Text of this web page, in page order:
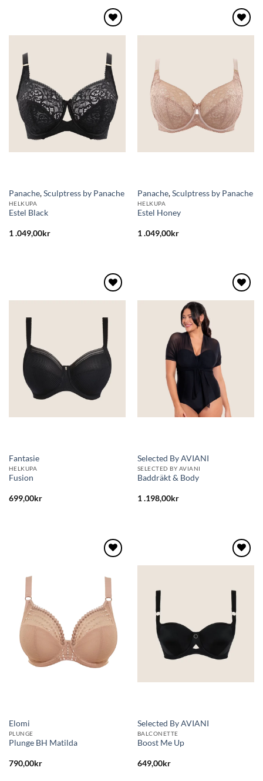
till i
önskelistan
Panache,Sculptress by Panache
HELKUPA
Estel Black
1 .049,00kr
önskelistan
Panache,Sculptress by Panache
HELKUPA
Estel Honey
1 .049,00kr
till i
önskelistan
Fantasie
HELKUPA
Fusion
699,00kr
Selected By AVIANI
SELECTED BY AVIANI
Baddräkt & Body
1 .198,00kr
Lägg
önskelistan
Elomi
PLUNGE
Plunge BH Matilda
790,00kr
önskelistan
Selected By AVIANI
BALCONETTE
Boost Me Up
649,00kr